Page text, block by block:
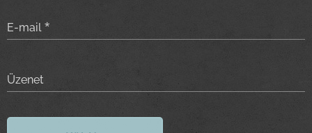
E-mail
Üzenet